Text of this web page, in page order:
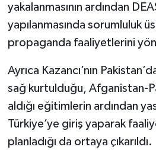
yakalanmasının ardından
yapılanmasında sorumluluk
propaganda faaliyetlerini
Ayrıca Kazancı’nın
sağ kurtulduğu, Afganistan-
aldığı eğitimlerin ardından
Türkiye’ye giriş yaparak
planladığı da ortaya çıkarıldı.